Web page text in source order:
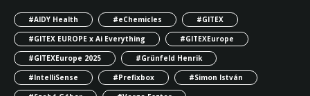
#AIDY Health #eChemicles
#GITEX
#GITEX EUROPE x Ai Everything
#GITEXEurope
#GITEXEurope 2025
#Grünfeld Henrik
#IntelliSense
#Prefixbox
#Simon István